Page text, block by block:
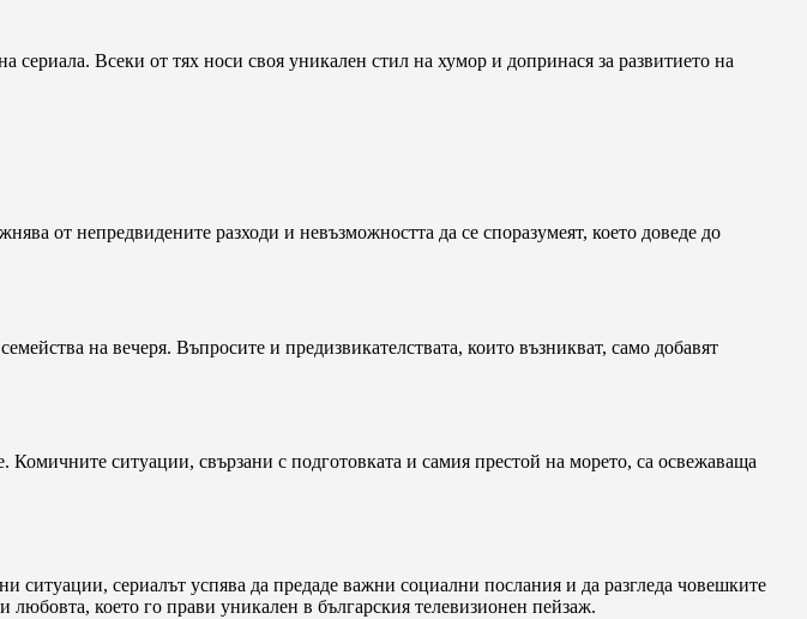
Всеки от тях носи своя уникален стил на хумор и допринася за развитието на
от непредвидените разходи и невъзможността да се споразумеят, което доведе до
на вечеря. Въпросите и предизвикателствата, които възникват, само добавят
ситуации, свързани с подготовката и самия престой на морето, са освежаваща
ситуации, сериалът успява да предаде важни социални послания и да разгледа човешките
което го прави уникален в българския телевизионен пейзаж.